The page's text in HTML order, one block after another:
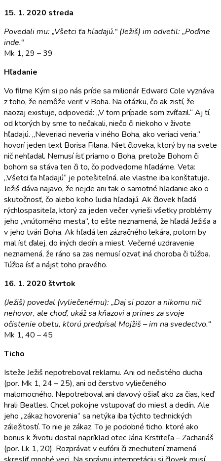
15. 1. 2020 streda
Povedali mu: „Všetci ťa hľadajú.“ (Ježiš) im odvetil: „Poďme
inde.“
Mk 1, 29 – 39
Hľadanie
Vo filme Kým si po nás príde sa milionár Edward Cole vyznáva
z toho, že nemôže veriť v Boha. Na otázku, čo ak zistí, že
naozaj existuje, odpovedá: „V tom prí­pade som zvíťazil.“ Aj tí,
od ktorých by sme to ne­čakali, niečo či niekoho v živote
hľadajú. „Neveriaci neveria v iného Boha, ako veriaci veria,“
hovorí jeden text Borisa Filana. Niet človeka, ktorý by na svete
nič nehľadal. Nemusí ísť priamo o Boha, pretože Bohom či
bohom sa stáva ten či to, čo podvedome hľadáme. Veta:
„Všetci ťa hľadajú“ je potešiteľná, ale vlastne iba konštatuje.
Ježiš dáva najavo, že nejde ani tak o samotné hľadanie ako o
skutočnosť, čo alebo koho ľudia hľadajú. Ak človek hľadá
rýchlospasiteľa, ktorý za jeden večer vyrieši všetky problémy
jeho „vnútorného mesta“, to ešte neznamená, že hľadá Je­žiša a
v jeho tvári Boha. Ak hľadá len zázračného le­kára, potom by
mal ísť ďalej, do iných dedín a miest. Večerné uzdravenie
neznamená, že ráno sa zas ne­musí ozvať iná choroba či túžba.
Túžba ísť a nájsť toho pravého.
16. 1. 2020 štvrtok
(Ježiš) povedal (vyliečenému): „Daj si pozor a nikomu nič
nehovor, ale choď, ukáž sa kňazovi a prines za svoje
očistenie obetu, ktorú predpísal Mojžiš – im na svedectvo.“
Mk 1, 40 – 45
Ticho
Isteže Ježiš nepotreboval reklamu. Ani od nečistého ducha
(por. Mk 1, 24 – 25), ani od čerstvo vyliečeného
malomocného. Nepotreboval ani davový ošiaľ ako za čias, keď
hrali Beatles. Chcel pokojne vstupovať do miest a dedín. Ale
jeho „zákaz hovorenia“ sa netýka iba týchto technických
záležitostí. To nie je zákaz. To je podobné ticho, ktoré ako
bonus k životu dostal napríklad otec Jána Krstiteľa – Zachariáš
(por. Lk 1, 20). Rozprávať v eufórii či znechutení znamená